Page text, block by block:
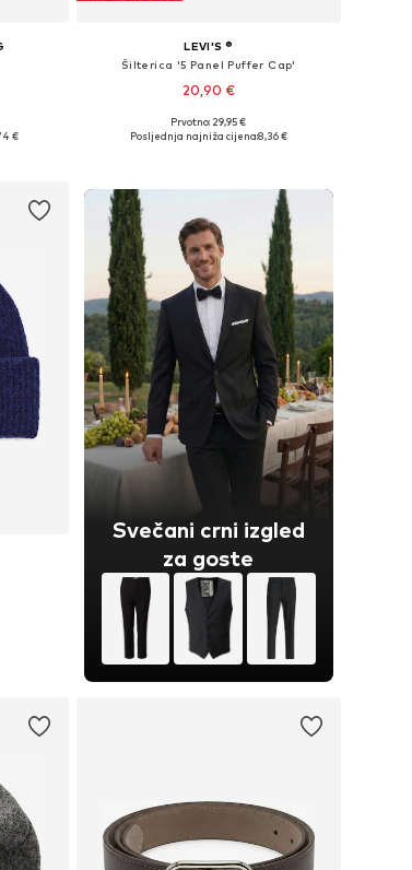
€
LEVI'S ®
Šilterica '5 Panel Puffer Cap'
20,90 €
Dostupne veličine: 55-56
Prvotno: 29,95 €
Posljednja najniža cijena:8,36 €
Svečani crni izgled
za goste